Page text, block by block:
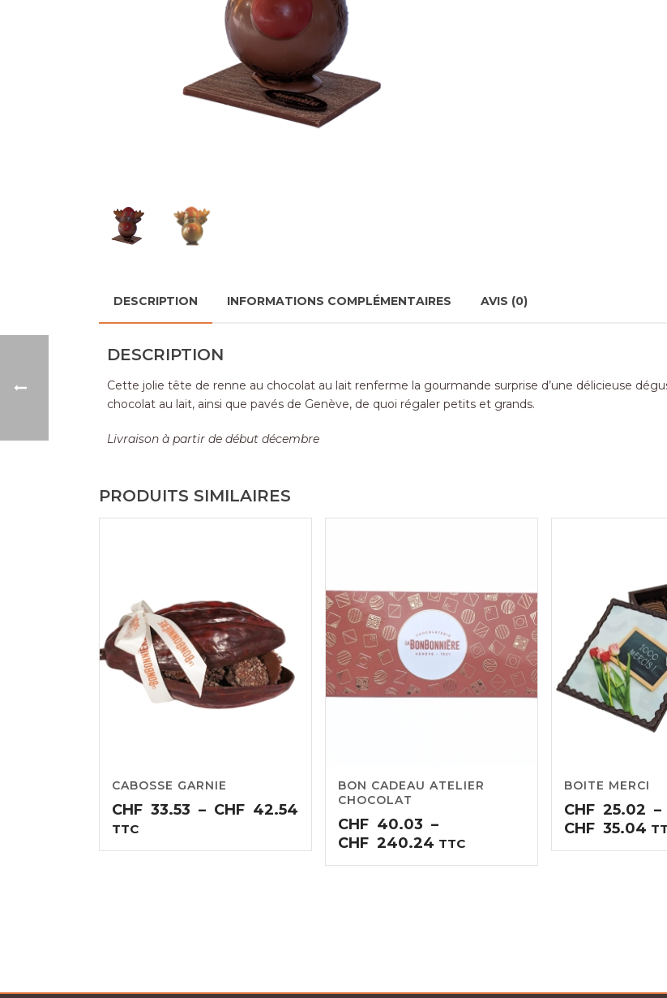
DESCRIPTION INFORMATIONS COMPLÉMENTAIRES AVIS (0)
DESCRIPTION
Cette jolie tête de renne au chocolat au lait renferme la gourmande surprise d’une délicieuse
chocolat au lait, ainsi que pavés de Genève, de quoi régaler petits et grands.
Livraison à partir de début décembre
PRODUITS SIMILAIRES
CABOSSE GARNIE
CHF 33.53 – CHF 42.54 Plage
prix :
CHF33.53
TTC
BON CADEAU ATELIER
CHOCOLAT
CHF 40.03 –
CHF 240.24 Plage
de
TTC
BOITE MERCI
CHF 25.02 –
CHF 35.04
de